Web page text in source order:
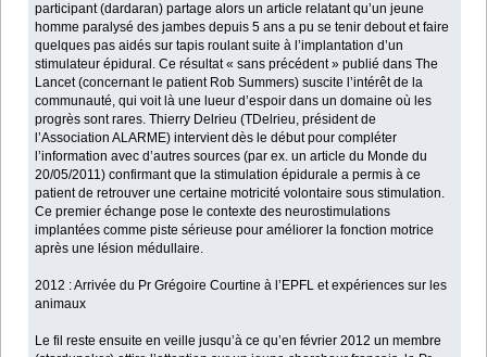
participant (dardaran) partage alors un article relatant qu’un jeune
homme paralysé des jambes depuis 5 ans a pu se tenir debout et faire
quelques pas aidés sur tapis roulant suite à l’implantation d’un
stimulateur épidural. Ce résultat « sans précédent » publié dans The
Lancet (concernant le patient Rob Summers) suscite l’intérêt de la
communauté, qui voit là une lueur d’espoir dans un domaine où les
progrès sont rares. Thierry Delrieu (TDelrieu, président de
l’Association ALARME) intervient dès le début pour compléter
l’information avec d’autres sources (par ex. un article du Monde du
20/05/2011) confirmant que la stimulation épidurale a permis à ce
patient de retrouver une certaine motricité volontaire sous stimulation.
Ce premier échange pose le contexte des neurostimulations
implantées comme piste sérieuse pour améliorer la fonction motrice
après une lésion médullaire.
2012 : Arrivée du Pr Grégoire Courtine à l’EPFL et expériences sur les
animaux
Le fil reste ensuite en veille jusqu’à ce qu’en février 2012 un membre